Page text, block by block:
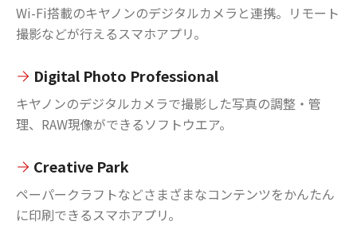
Wi-Fi搭載のキヤノンのデジタルカメラと連携。リモート
撮影などが行えるスマホアプリ。
Digital Photo Professional
キヤノンのデジタルカメラで撮影した写真の調整・管
理、RAW現像ができるソフトウエア。
Creative Park
ペーパークラフトなどさまざまなコンテンツをかんたん
に印刷できるスマホアプリ。